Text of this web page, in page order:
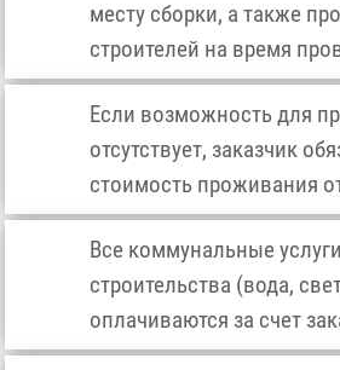
месту сборки, а также
строителей на время
Если возможность для
отсутствует, заказчик
стоимость проживания
Все коммунальные
строительства (вода,
оплачиваются за счет